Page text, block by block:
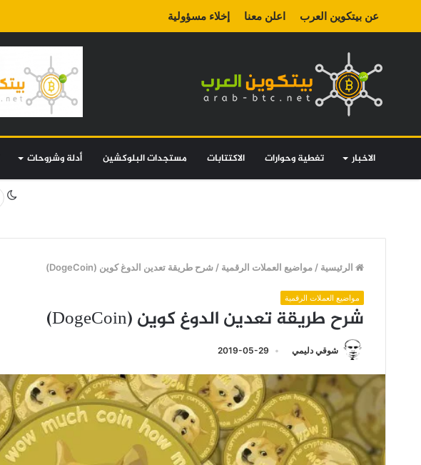
عن بيتكوين العرب اعلن معنا إخلاء مسؤولية
الاخبار تغطية وحوارات الاكتتابات مستجدات البلوكشين أدلة وشروحات
الرئيسية / مواضيع العملات الرقمية / شرح طريقة تعدين الدوغ كوين (DogeCoin)
مواضيع العملات الرقمية
شرح طريقة تعدين الدوغ كوين (DogeCoin)
شوقي دليمي 2019-05-29